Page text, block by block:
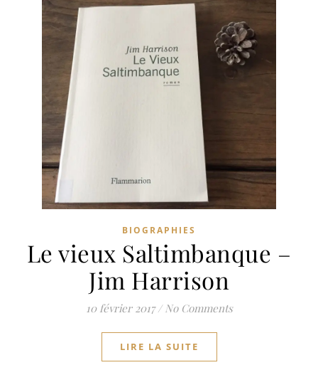
BIOGRAPHIES
Le vieux Saltimbanque –
Jim Harrison
10 février 2017 / No Comments
LIRE LA SUITE